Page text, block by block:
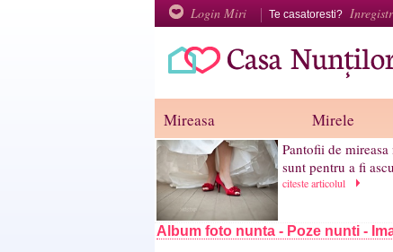
Login Miri Te casatoresti?
Mireasa Mirele
Pantofii de mireasa
sunt pentru a fi
citeste articolul
Album foto nunta - Poze nunti -